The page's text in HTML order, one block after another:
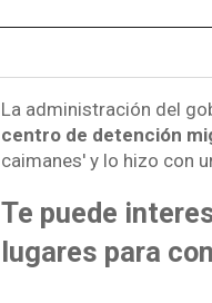
La administración del
centro de detención
caimanes' y lo hizo con
Te puede
lugares para